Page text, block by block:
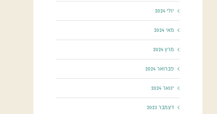
יולי 2024
מאי 2024
מרץ 2024
פברואר 2024
ינואר 2024
דצמבר 2023